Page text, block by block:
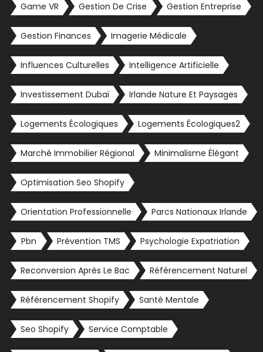
Game VR Gestion De Crise Gestion Entreprise
Gestion Finances Imagerie Médicale
Influences Culturelles Intelligence Artificielle
Investissement Dubaï Irlande Nature Et Paysages
Logements Écologiques Logements Écologiques2
Marché Immobilier Régional Minimalisme Élégant
Optimisation Seo Shopify
Orientation Professionnelle Parcs Nationaux Irlande
Pbn Prévention TMS Psychologie Expatriation
Reconversion Après Le Bac Référencement Naturel
Référencement Shopify Santé Mentale
Seo Shopify Service Comptable